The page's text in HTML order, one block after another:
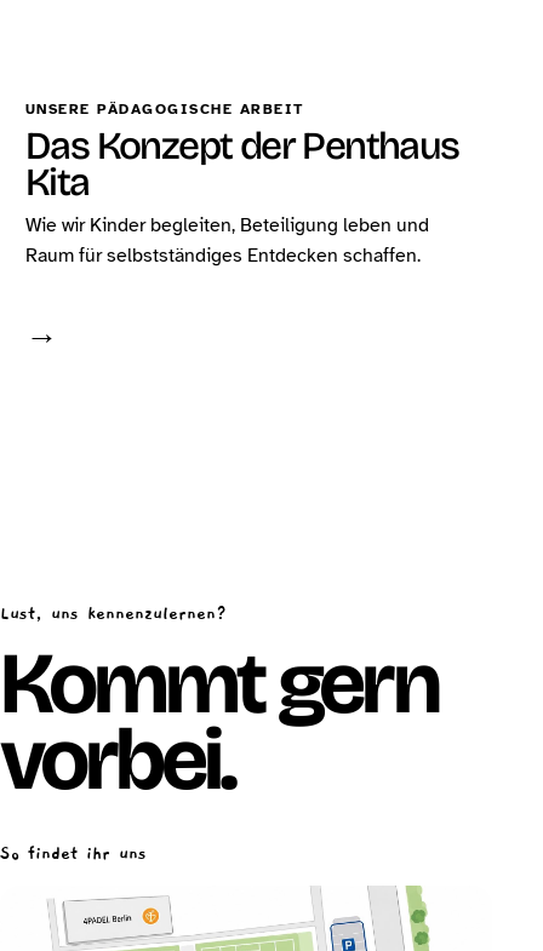
UNSERE PÄDAGOGISCHE ARBEIT
Das Konzept der Penthaus
Kita
Wie wir Kinder begleiten, Beteiligung leben und
Raum für selbstständiges Entdecken schaffen.
→
Lust, uns kennenzulernen?
Kommt gern
vorbei.
So findet ihr uns